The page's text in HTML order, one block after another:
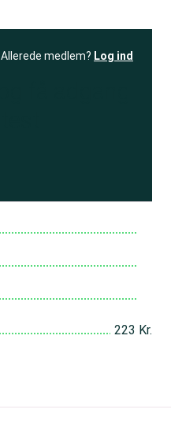
Allerede medlem? Log ind
223 Kr.